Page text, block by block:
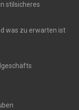
stilsicheres
was zu erwarten ist